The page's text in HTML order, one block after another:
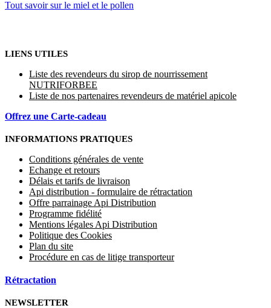
Tout savoir sur le miel et le pollen
LIENS UTILES
Liste des revendeurs du sirop de nourrissement
NUTRIFORBEE
Liste de nos partenaires revendeurs de matériel apicole
Offrez une Carte-cadeau
INFORMATIONS PRATIQUES
Conditions générales de vente
Echange et retours
Délais et tarifs de livraison
Api distribution - formulaire de rétractation
Offre parrainage Api Distribution
Programme fidélité
Mentions légales Api Distribution
Politique des Cookies
Plan du site
Procédure en cas de litige transporteur
Rétractation
NEWSLETTER